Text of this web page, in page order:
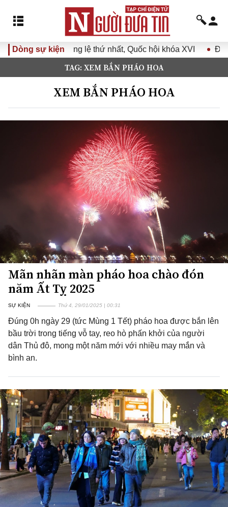
Dòng sự kiện
lệ thứ nhất, Quốc hội khóa XVI Đưa Nghị quyết Đại hội
TAG: XEM BẮN PHÁO HOA
XEM BẮN PHÁO HOA
Mãn nhãn màn pháo hoa chào đón
năm Ất Tỵ 2025
SỰ KIỆN Thứ 4, 29/01/2025 | 00:31
Đúng 0h ngày 29 (tức Mùng 1 Tết) pháo hoa được bắn lên
bầu trời trong tiếng vỗ tay, reo hò phấn khởi của người
dân Thủ đô, mong một năm mới với nhiều may mắn và
bình an.